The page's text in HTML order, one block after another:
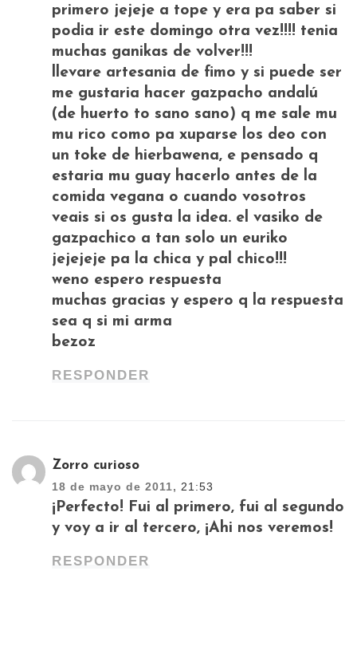
primero jejeje a tope y era pa saber si
podia ir este domingo otra vez!!!! tenia
muchas ganikas de volver!!!
llevare artesania de fimo y si puede ser
me gustaria hacer gazpacho andalú
(de huerto to sano sano) q me sale mu
mu rico como pa xuparse los deo con
un toke de hierbawena, e pensado q
estaria mu guay hacerlo antes de la
comida vegana o cuando vosotros
veais si os gusta la idea. el vasiko de
gazpachico a tan solo un euriko
jejejeje pa la chica y pal chico!!!
weno espero respuesta
muchas gracias y espero q la respuesta
sea q si mi arma
bezoz
RESPONDER
Zorro curioso
18 de mayo de 2011, 21:53
¡Perfecto! Fui al primero, fui al segundo
y voy a ir al tercero, ¡Ahi nos veremos!
RESPONDER